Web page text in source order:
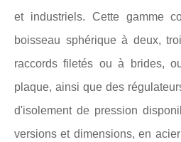
et industriels. Cette gamme
boisseau sphérique à deux,
raccords filetés ou à brides,
plaque, ainsi que des
d'isolement de pression
versions et dimensions, en